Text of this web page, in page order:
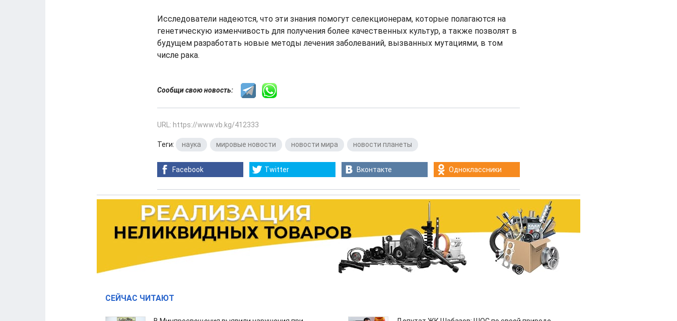
Исследователи надеются, что эти знания помогут селекционерам, которые полагаются на
генетическую изменчивость для получения более качественных культур, а также позволят в
будущем разработать новые методы лечения заболеваний, вызванных мутациями, в том
числе рака.
Сообщи свою новость:
URL: https://www.vb.kg/412333
Теги: наука мировые новости новости мира новости планеты
Facebook Twitter Вконтакте Одноклассники
СЕЙЧАС ЧИТАЮТ